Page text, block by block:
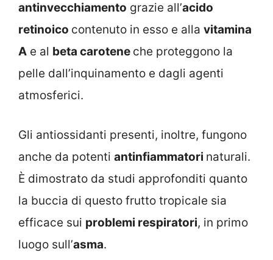
antinvecchiamento grazie all’acido
retinoico contenuto in esso e alla vitamina
A e al beta carotene che proteggono la
pelle dall’inquinamento e dagli agenti
atmosferici.
Gli antiossidanti presenti, inoltre, fungono
anche da potenti antinfiammatori naturali.
È dimostrato da studi approfonditi quanto
la buccia di questo frutto tropicale sia
efficace sui problemi respiratori, in primo
luogo sull’asma.